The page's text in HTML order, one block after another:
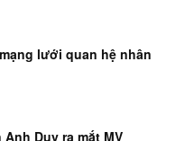
lưới quan hệ nhân
Duy ra mắt MV